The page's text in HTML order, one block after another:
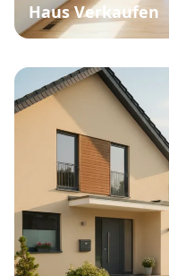
Haus Verkaufen